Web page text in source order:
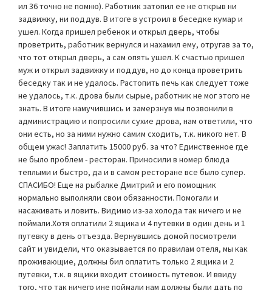
ил 36 точно не помню). Работник затопил ее не открыв ни
задвижку, ни поддув. В итоге в устроил в беседке кумар и
ушел. Когда пришел ребенок и открыл дверь, чтобы
проветрить, работник вернулся и нахамил ему, отругав за то,
что тот открыл дверь, а сам опять ушел. К счастью пришел
муж и открыл задвижку и поддув, но до конца проветрить
беседку так и не удалось. Растопить печь как следует тоже
не удалось, т.к. дрова были сырые, работник не мог этого не
знать. В итоге намучившись и замерзнув мы позвонили в
администрацию и попросили сухие дрова, нам ответили, что
они есть, но за ними нужно самим сходить, т.к. никого нет. В
общем ужас! Заплатить 15000 руб. за что? Единственное где
не было проблем - ресторан. Приносили в номер блюда
теплыми и быстро, да и в самом ресторане все было супер.
СПАСИБО! Еще на рыбалке Дмитрий и его помощник
нормально выполняли свои обязанности. Помогали и
насаживать и ловить. Видимо из-за холода так ничего и не
поймали.Хотя оплатили 2 ящика и 4 путевки в один день и 1
путевку в день отъезда. Вернувшись домой посмотрели
сайт и увидели, что оказывается по правилам отеля, мы как
проживающие, должны бил оплатить только 2 ящика и 2
путевки, т.к. в ящики входит стоимость путевок. И ввиду
того, что так ничего ине поймали нам должны были дать по